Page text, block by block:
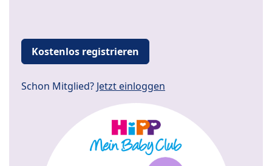
Kostenlos registrieren
Schon Mitglied? Jetzt einloggen